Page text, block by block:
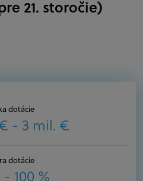
dotácie
- 3 mil. €
dotácie
- 100 %
21. storočie)